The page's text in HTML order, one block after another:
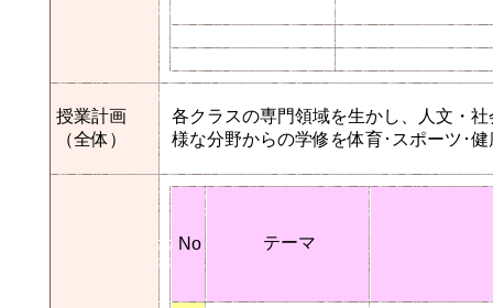
授業計画
（全体）
各クラスの専門領域を生かし、人文・
様な分野からの学修を体育･スポーツ･
No テーマ